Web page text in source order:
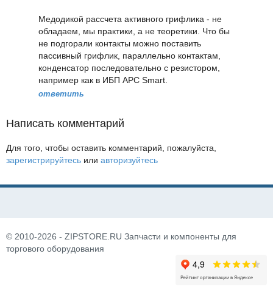
Медодикой рассчета активного грифлика - не
обладаем, мы практики, а не теоретики. Что бы
не подгорали контакты можно поставить
пассивный грифлик, параллельно контактам,
конденсатор последовательно с резистором,
например как в ИБП APC Smart.
ответить
Написать комментарий
Для того, чтобы оставить комментарий, пожалуйста,
зарегистрируйтесь или авторизуйтесь
© 2010-2026 - ZIPSTORE.RU Запчасти и компоненты для
торгового оборудования